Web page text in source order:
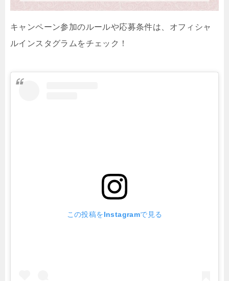
キャンペーン参加のルールや応募条件は、オフィシャ
ルインスタグラムをチェック！
この投稿をInstagramで見る